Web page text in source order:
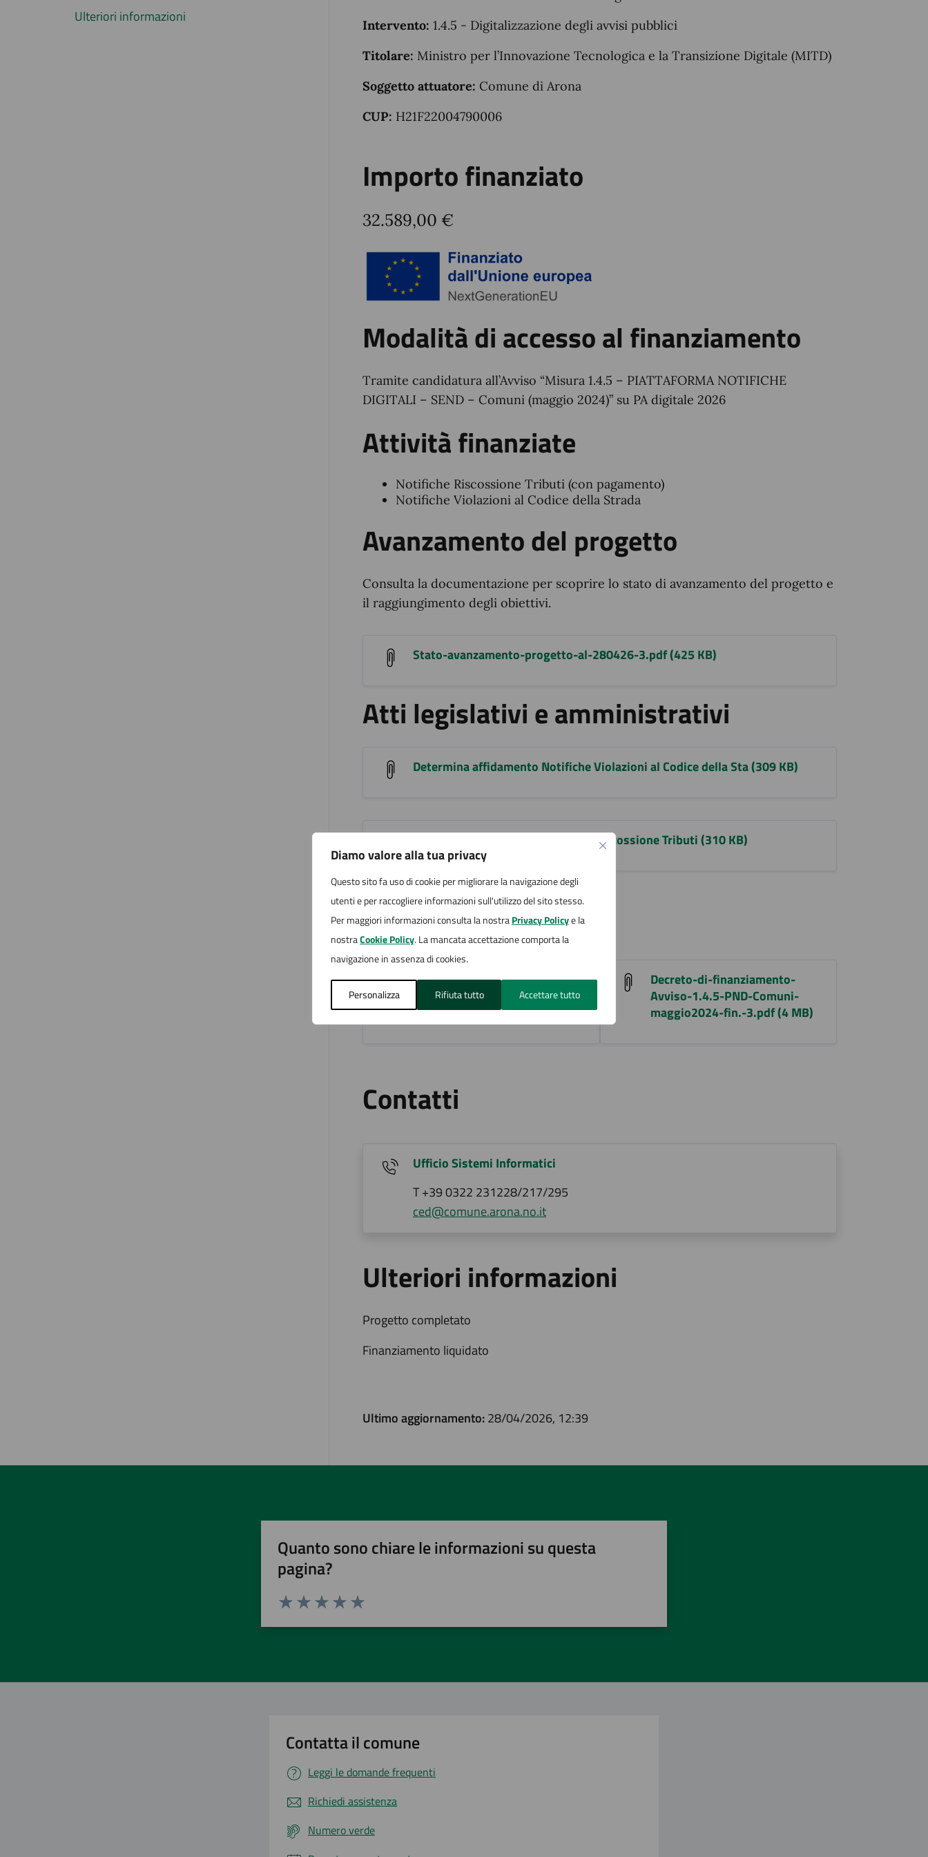
Diamo valore alla tua privacy
Questo sito fa uso di cookie per migliorare la navigazione degli
utenti e per raccogliere informazioni sull'utilizzo del sito stesso.
Per maggiori informazioni consulta la nostraPrivacy Policye la
nostraCookie Policy. La mancata accettazione comporta la
navigazione in assenza di cookies.
Personalizza Rifiuta tutto Accettare tutto
Ulteriori informazioni
Intervento: 1.4.5 - Digitalizzazione degli avvisi pubblici
Titolare: Ministro per l’Innovazione Tecnologica e la Transizione Digitale (MITD)
Soggetto attuatore: Comune di Arona
CUP: H21F22004790006
Importo finanziato
32.589,00 €
Modalità di accesso al finanziamento
Tramite candidatura all’Avviso “Misura 1.4.5 – PIATTAFORMA NOTIFICHE
DIGITALI – SEND – Comuni (maggio 2024)” su PA digitale 2026
Attività finanziate
Notifiche Riscossione Tributi (con pagamento)
Notifiche Violazioni al Codice della Strada
Avanzamento del progetto
Consulta la documentazione per scoprire lo stato di avanzamento del progetto e
il raggiungimento degli obiettivi.
Stato-avanzamento-progetto-al-280426-3.pdf (425 KB)
Atti legislativi e amministrativi
Determina affidamento Notifiche Violazioni al Codice della Sta (309 KB)
Determina affidamento Notifiche Riscossione Tributi (310 KB)
Altri allegati
Allegato-3-Domanda-1.pdf
(590 KB)
Decreto-di-finanziamento-
Avviso-1.4.5-PND-Comuni-
maggio2024-fin.-3.pdf (4 MB)
Contatti
Ufficio Sistemi Informatici
T +39 0322 231228/217/295
ced@comune.arona.no.it
Ulteriori informazioni
Progetto completato
Finanziamento liquidato
Ultimo aggiornamento:28/04/2026, 12:39
Quanto sono chiare le informazioni su questa
pagina?
Contatta il comune
Leggi le domande frequenti
Richiedi assistenza
Numero verde